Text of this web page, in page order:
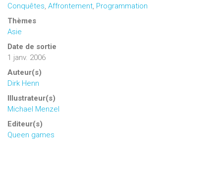
Conquêtes, Affrontement, Programmation
Thèmes
Asie
Date de sortie
1 janv. 2006
Auteur(s)
Dirk Henn
Illustrateur(s)
Michael Menzel
Editeur(s)
Queen games